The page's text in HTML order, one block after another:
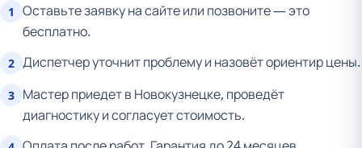
1
Оставьте заявку на сайте или позвоните — это
бесплатно.
2 Диспетчер уточнит проблему и назовёт ориентир цены.
3 Мастер приедет в Новокузнецке, проведёт
диагностику и согласует стоимость.